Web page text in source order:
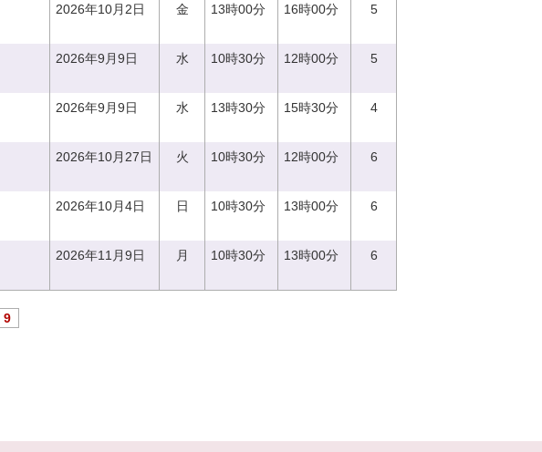
2026年10月2日 金 13時00分 16時00分 5
2026年9月9日 水 10時30分 12時00分 5
2026年9月9日 水 13時30分 15時30分 4
2026年10月27日 火 10時30分 12時00分 6
2026年10月4日 日 10時30分 13時00分 6
2026年11月9日 月 10時30分 13時00分 6
9